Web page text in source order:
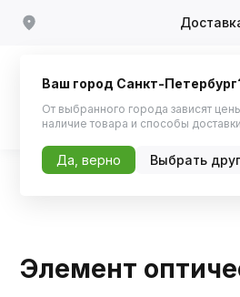
Элемент
Ваш город Санкт-
От выбранного города зависят
наличие товара и способы доставки
Да, верно Выбрать